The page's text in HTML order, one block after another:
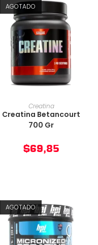
AGOTADO
AÑADIR AL CARRITO
Creatina
Creatina Betancourt
700 Gr
$69,85
AGOTADO